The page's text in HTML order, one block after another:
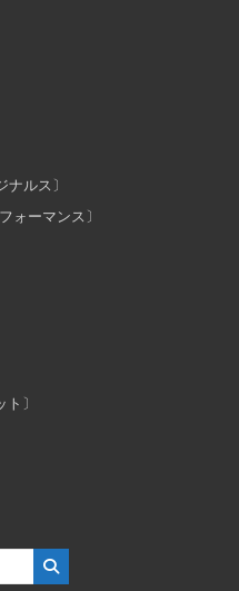
ナルス〕
ォーマンス〕
〕